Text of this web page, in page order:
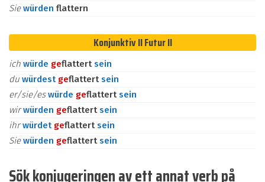
Siewürden flattern
Konjunktiv II Futur II
ich würde geflattertsein
du würdest geflattertsein
er/sie/eswürde geflattertsein
wirwürden geflattertsein
ihrwürdet geflattertsein
Siewürden geflattertsein
Sök konjugeringen av ett annat verb på